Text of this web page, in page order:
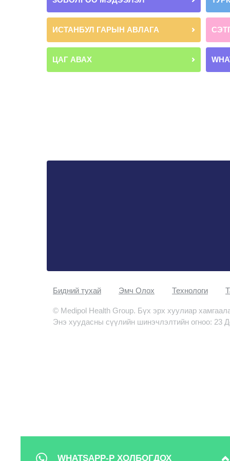
ИСТАНБУЛ ГАРЫН АВЛАГА
ЦАГ АВАХ
Бидний тухай Эмч Oлох Технологи
© Medipol Health Group. Бүх эрх хуулиар
Энэ хуудасны сүүлийн шинэчлэлтийн огноо: 23
WHATSAPP-Р ХОЛБОГДОХ